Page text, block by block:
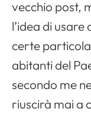
vecchio post,
l’idea di usare
certe
abitanti del
secondo me
riuscirà mai a